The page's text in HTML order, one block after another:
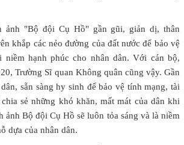
ảnh "Bộ đội Cụ Hồ" gần gũi, giản dị, thân
khắp các nẻo đường của đất nước để bảo vệ
niềm hạnh phúc cho nhân dân. Với cán bộ,
Trường Sĩ quan Không quân cũng vậy. Gần
sẵn sàng hy sinh để bảo vệ tính mạng, tài
sẻ những khó khăn, mất mát của dân khi
ảnh Bộ đội Cụ Hồ sẽ luôn tỏa sáng và là niềm
dựa của nhân dân.